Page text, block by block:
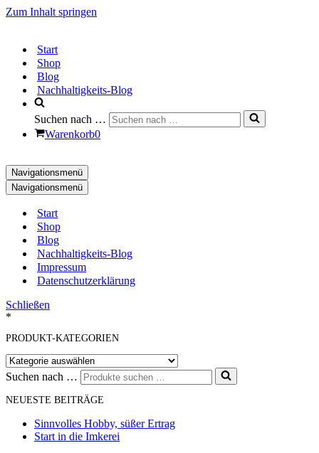
Zum Inhalt springen
Start
Shop
Blog
Nachhaltigkeits-Blog
Suchen nach …
Warenkorb0
Navigationsmenü
Navigationsmenü
Start
Shop
Blog
Nachhaltigkeits-Blog
Impressum
Datenschutzerklärung
Schließen
*
PRODUKT-KATEGORIEN
Suchen nach …
NEUESTE BEITRÄGE
Sinnvolles Hobby, süßer Ertrag
Start in die Imkerei